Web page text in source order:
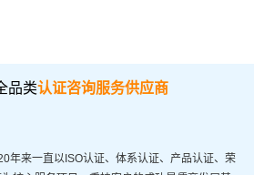
品类认证咨询服务供应商
年来一直以ISO认证、体系认证、产品认证、荣